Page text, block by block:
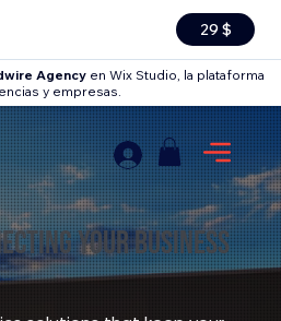
29 $
Agency en Wix Studio, la plataforma
y empresas.